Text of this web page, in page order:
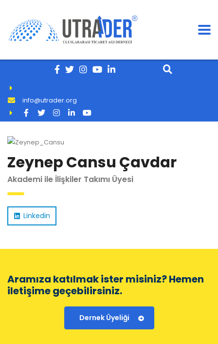
info@utrader.org
Zeynep Cansu Çavdar
Akademi ile İlişkiler Takımı Üyesi
Linkedin
Aramıza katılmak ister misiniz? Hemen
iletişime geçebilirsiniz.
Dernek Üyeliği